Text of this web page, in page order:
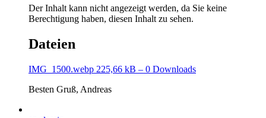
Der Inhalt kann nicht angezeigt werden, da Sie keine
Berechtigung haben, diesen Inhalt zu sehen.
Dateien
IMG_1500.webp 225,66 kB – 0 Downloads
Besten Gruß, Andreas